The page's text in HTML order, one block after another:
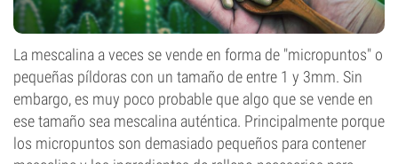
La mescalina a veces se vende en forma de "micropuntos" o
pequeñas píldoras con un tamaño de entre 1 y 3mm. Sin
embargo, es muy poco probable que algo que se vende en
ese tamaño sea mescalina auténtica. Principalmente porque
los micropuntos son demasiado pequeños para contener